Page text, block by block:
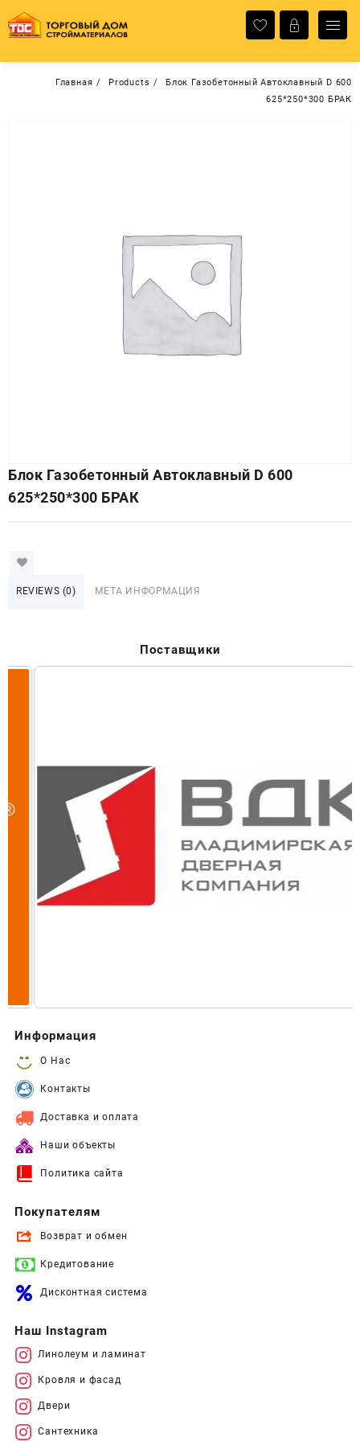
содержимому
Главная Products
Блок Газобетонный Автоклавный D 600
625*250*300 БРАК
Блок Газобетонный Автоклавный D 600
625*250*300 БРАК
REVIEWS (0) МЕТА ИНФОРМАЦИЯ
Поставщики
Информация
О Нас
Контакты
Доставка и оплата
Наши объекты
Политика сайта
Покупателям
Возврат и обмен
Кредитование
Дисконтная система
Наш Instagram
Линолеум и ламинат
Кровля и фасад
Двери
Сантехника